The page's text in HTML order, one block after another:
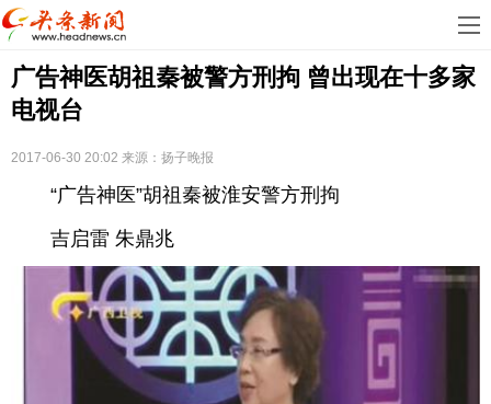
首
页
娱广告神医胡祖秦被警方刑拘 曾出现在十多家
电视台
2017-06-30 20:02 来源：扬子晚报
“广告神医”胡祖秦被淮安警方刑拘
吉启雷 朱鼎兆